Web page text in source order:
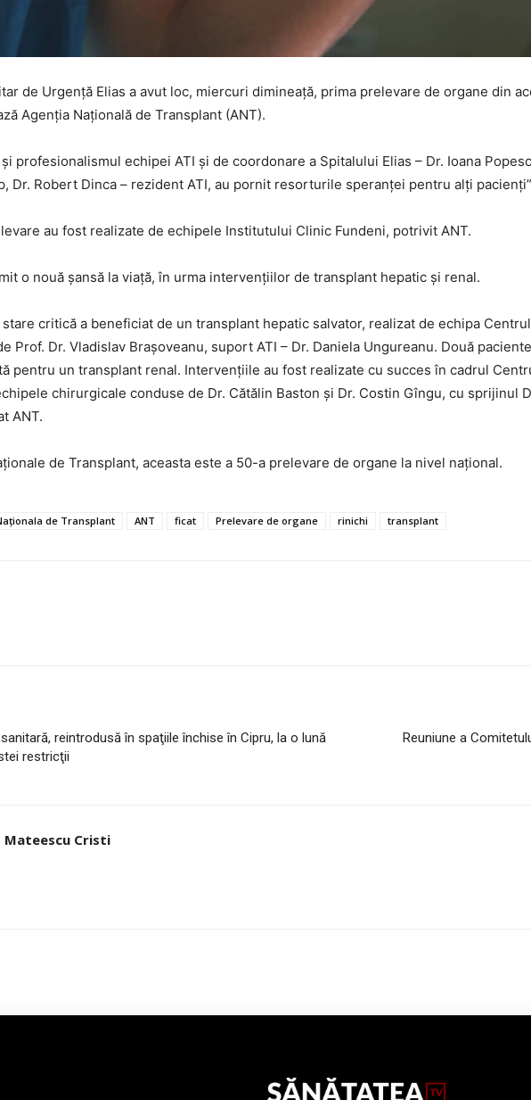
de Urgență Elias a avut loc, miercuri dimineață, prima prelevare de organe din
Agenția Națională de Transplant (ANT).
profesionalismul echipei ATI şi de coordonare a Spitalului Elias – Dr. Ioana
Dr. Robert Dinca – rezident ATI, au pornit resorturile speranţei pentru alţi
au fost realizate de echipele Institutului Clinic Fundeni, potrivit ANT.
o nouă șansă la viață, în urma intervențiilor de transplant hepatic şi renal.
stare critică a beneficiat de un transplant hepatic salvator, realizat de echipa
Prof. Dr. Vladislav Braşoveanu, suport ATI – Dr. Daniela Ungureanu. Două
pentru un transplant renal. Intervenţiile au fost realizate cu succes în cadrul
chirurgicale conduse de Dr. Cătălin Baston şi Dr. Costin Gîngu, cu sprijinul
ANT.
de Transplant, aceasta este a 50-a prelevare de organe la nivel național.
de Transplant ANT ficat Prelevare de organe rinichi transplant
reintrodusă în spaţiile închise în Cipru, la o lună
restricţii
Reuniune a
Mateescu Cristi